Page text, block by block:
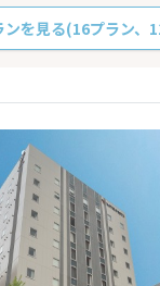
ンを見る(16プラン、